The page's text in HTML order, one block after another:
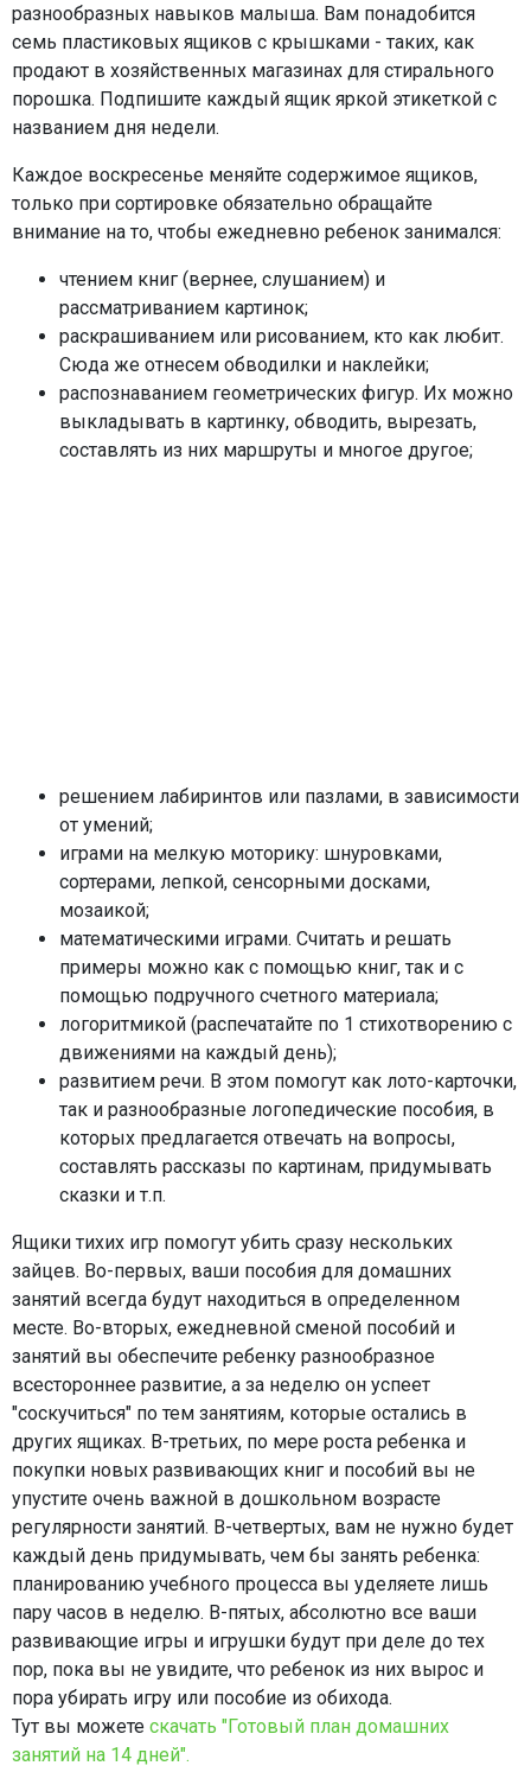
разнообразных навыков малыша. Вам понадобится
семь пластиковых ящиков с крышками - таких, как
продают в хозяйственных магазинах для стирального
порошка. Подпишите каждый ящик яркой этикеткой с
названием дня недели.
Каждое воскресенье меняйте содержимое ящиков,
только при сортировке обязательно обращайте
внимание на то, чтобы ежедневно ребенок занимался:
чтением книг (вернее, слушанием) и
рассматриванием картинок;
раскрашиванием или рисованием, кто как любит.
Сюда же отнесем обводилки и наклейки;
распознаванием геометрических фигур. Их можно
выкладывать в картинку, обводить, вырезать,
составлять из них маршруты и многое другое;
решением лабиринтов или пазлами, в зависимости
от умений;
играми на мелкую моторику: шнуровками,
сортерами, лепкой, сенсорными досками,
мозаикой;
математическими играми. Считать и решать
примеры можно как с помощью книг, так и с
помощью подручного счетного материала;
логоритмикой (распечатайте по 1 стихотворению с
движениями на каждый день);
развитием речи. В этом помогут как лото-карточки,
так и разнообразные логопедические пособия, в
которых предлагается отвечать на вопросы,
составлять рассказы по картинам, придумывать
сказки и т.п.
Ящики тихих игр помогут убить сразу нескольких
зайцев. Во-первых, ваши пособия для домашних
занятий всегда будут находиться в определенном
месте. Во-вторых, ежедневной сменой пособий и
занятий вы обеспечите ребенку разнообразное
всестороннее развитие, а за неделю он успеет
"соскучиться" по тем занятиям, которые остались в
других ящиках. В-третьих, по мере роста ребенка и
покупки новых развивающих книг и пособий вы не
упустите очень важной в дошкольном возрасте
регулярности занятий. В-четвертых, вам не нужно будет
каждый день придумывать, чем бы занять ребенка:
планированию учебного процесса вы уделяете лишь
пару часов в неделю. В-пятых, абсолютно все ваши
развивающие игры и игрушки будут при деле до тех
пор, пока вы не увидите, что ребенок из них вырос и
пора убирать игру или пособие из обихода.
Тут вы можете скачать "Готовый план домашних
занятий на 14 дней".